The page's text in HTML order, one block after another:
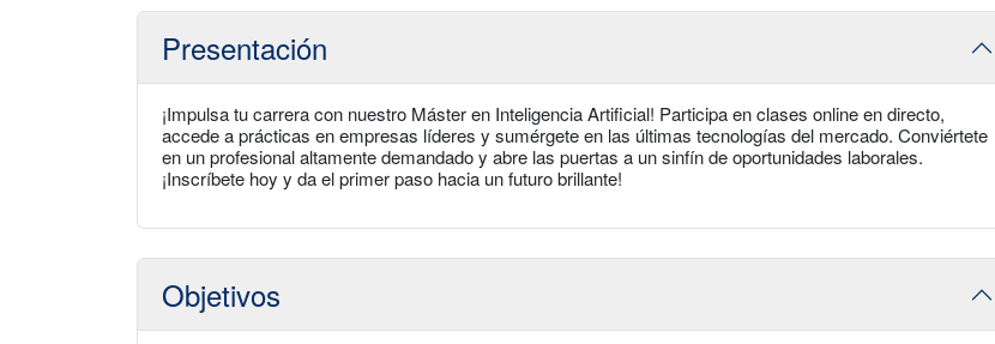
Presentación
¡Impulsa tu carrera con nuestro Máster en Inteligencia Artificial! Participa en clases online en directo,
accede a prácticas en empresas líderes y sumérgete en las últimas tecnologías del mercado. Conviértete
en un profesional altamente demandado y abre las puertas a un sinfín de oportunidades laborales.
¡Inscríbete hoy y da el primer paso hacia un futuro brillante!
Objetivos